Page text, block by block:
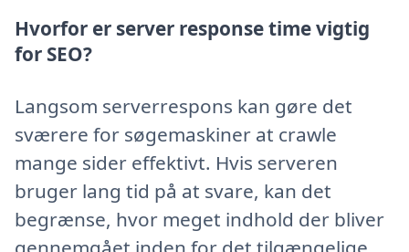
Hvorfor er server response time vigtig
for SEO?
Langsom serverrespons kan gøre det
sværere for søgemaskiner at crawle
mange sider effektivt. Hvis serveren
bruger lang tid på at svare, kan det
begrænse, hvor meget indhold der bliver